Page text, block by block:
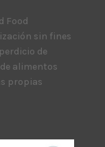
Food
sin fines
de
alimentos
propias